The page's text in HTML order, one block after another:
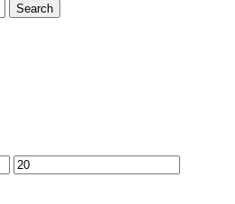
Search
En
yüksek